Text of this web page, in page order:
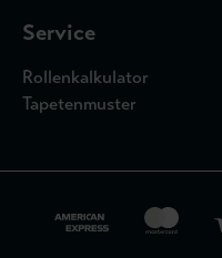
Service
Rollenkalkulator
Tapetenmuster